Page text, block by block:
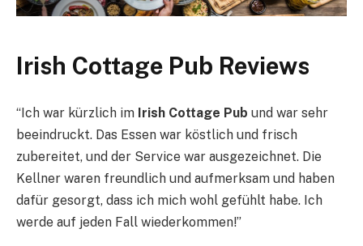
Irish Cottage Pub Reviews
“Ich war kürzlich im Irish Cottage Pub und war sehr
beeindruckt. Das Essen war köstlich und frisch
zubereitet, und der Service war ausgezeichnet. Die
Kellner waren freundlich und aufmerksam und haben
dafür gesorgt, dass ich mich wohl gefühlt habe. Ich
werde auf jeden Fall wiederkommen!”